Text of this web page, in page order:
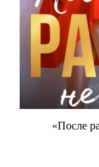
«После